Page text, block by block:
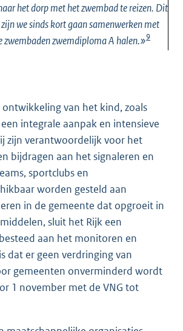
het dorp met het zwembad te reizen. Dit
we sinds kort gaan samenwerken met
zwembaden zwemdiploma A halen.»9
van het kind, zoals
integrale aanpak en intensieve
zijn verantwoordelijk voor het
bijdragen aan het signaleren en
sportclubs en
worden gesteld aan
in de gemeente dat opgroeit in
sluit het Rijk een
aan het monitoren en
dat er geen verdringing van
gemeenten onverminderd wordt
1 november met de VNG tot